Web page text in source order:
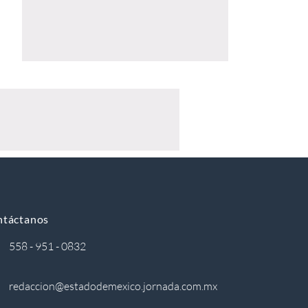
558 - 951 - 0832
redaccion@estadodemexico.jornada.com.mx